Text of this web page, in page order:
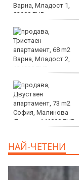
НАЙ-ЧЕТЕНИ